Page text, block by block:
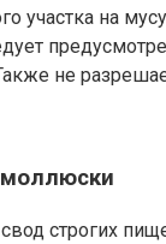
участка на
не
строгих